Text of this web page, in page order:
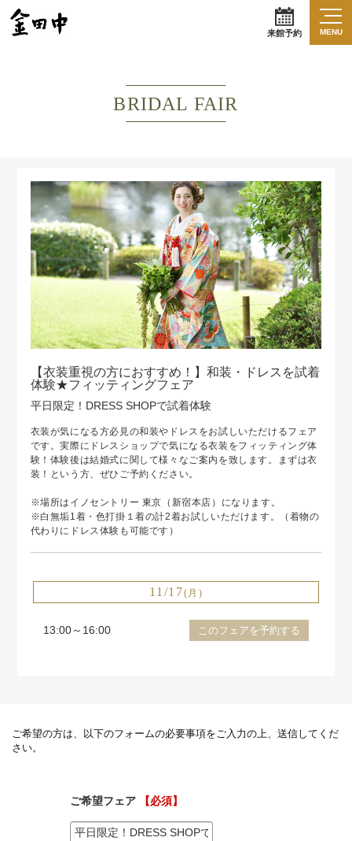
来館予約 MENU
BRIDAL FAIR
【衣装重視の方におすすめ！】和装・ドレスを試着
体験★フィッティングフェア
平日限定！DRESS SHOPで試着体験
衣装が気になる方必見の和装やドレスをお試しいただけるフェア
です。実際にドレスショップで気になる衣装をフィッティング体
験！体験後は結婚式に関して様々なご案内を致します。まずは衣
装！という方、ぜひご予約ください。
※場所はイノセントリー 東京（新宿本店）になります。
※白無垢1着・色打掛１着の計2着お試しいただけます。（着物の
代わりにドレス体験も可能です）
11/17(月)
13:00～16:00 このフェアを予約する